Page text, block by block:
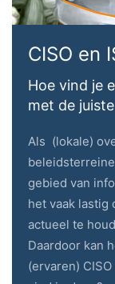
CISO en
Hoe vind je
met de
Als (lokale)
gebied van
het vaak lastig
actueel te
Daardoor kan
(ervaren)